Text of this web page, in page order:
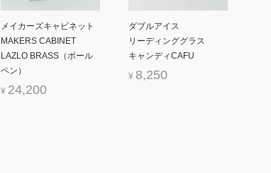
メイカーズキャビネット
MAKERS CABINET
LAZLO BRASS（ボール
ペン）
¥ 24,200
ダブルアイス
リーディンググラス
キャンディCAFU
¥ 8,250